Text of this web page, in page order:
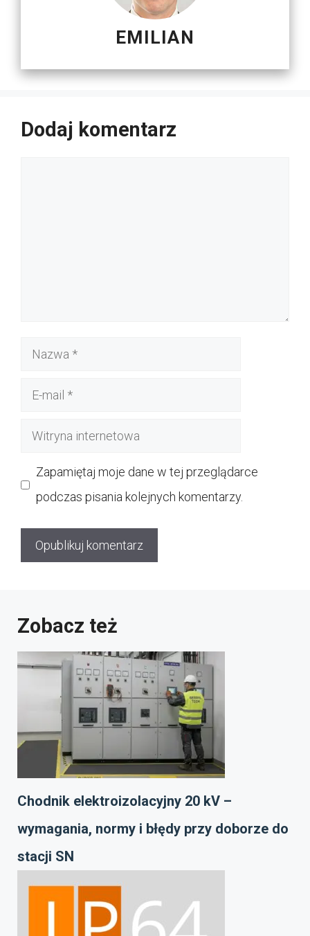
EMILIAN
Dodaj komentarz
Nazwa
Witryna
Zapamiętaj moje dane w tej przeglądarce
podczas pisania kolejnych komentarzy.
Zobacz też
Chodnik elektroizolacyjny 20 kV –
wymagania, normy i błędy przy doborze do
stacji SN